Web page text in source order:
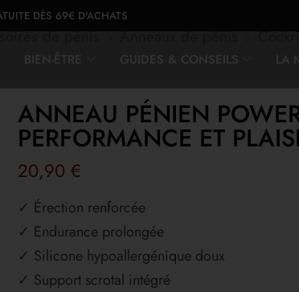
DÈS 69€ D'ACHATS
BIEN-ÊTRE GUIDES & CONSEILS LA
ANNEAU PÉNIEN
PERFORMANCE ET
20,90 €
✓ Érection renforcée
✓ Endurance prolongée
✓ Silicone hypoallergénique doux
✓ Support scrotal intégré